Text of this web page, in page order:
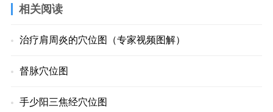
相关阅读
治疗肩周炎的穴位图（专家视频图解）
督脉穴位图
手少阳三焦经穴位图